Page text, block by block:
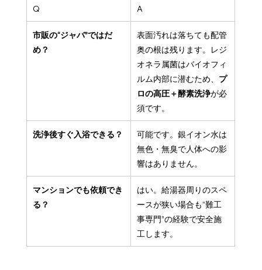
Q A
市販の“ジャバ”ではだ
め？
表面汚れは落ちても配管
奥の根は残ります。レジ
オネラ属菌はバイオフィ
ルム内部に潜むため、 プ
ロの高圧＋酵素洗浄が必
須です。
洗浄後すぐ入浴できる？
可能です。銀イオン水は
無色・無臭で人体への影
響はありません。
マンションでも依頼でき
る？
はい。給湯器周りのスペ
ースが狭い場合も“難工
事専門”の経験で安全施
工します。